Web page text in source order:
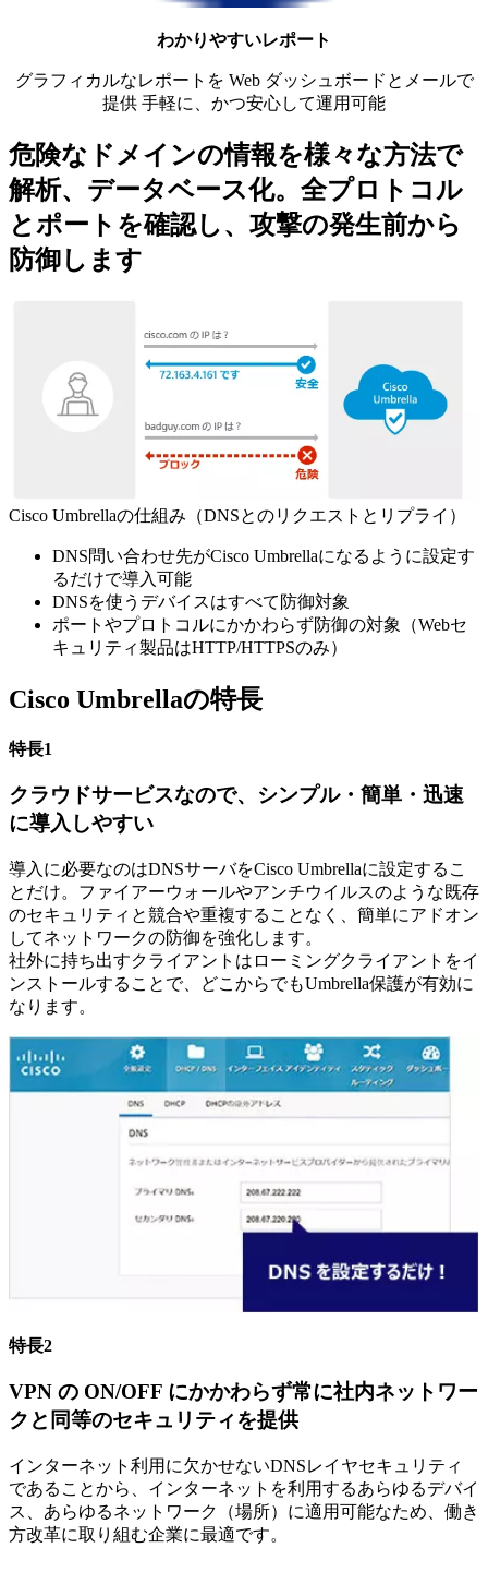
わかりやすいレポート
グラフィカルなレポートを Web ダッシュボードとメールで
提供 手軽に、かつ安心して運用可能
危険なドメインの情報を様々な方法で
解析、データベース化。全プロトコル
とポートを確認し、攻撃の発生前から
防御します
Cisco Umbrellaの仕組み（DNSとのリクエストとリプライ）
DNS問い合わせ先がCisco Umbrellaになるように設定す
るだけで導入可能
DNSを使うデバイスはすべて防御対象
ポートやプロトコルにかかわらず防御の対象（Webセ
キュリティ製品はHTTP/HTTPSのみ）
Cisco Umbrellaの特長
特長1
クラウドサービスなので、シンプル・簡単・迅速
に導入しやすい
導入に必要なのはDNSサーバをCisco Umbrellaに設定するこ
とだけ。ファイアーウォールやアンチウイルスのような既存
のセキュリティと競合や重複することなく、簡単にアドオン
してネットワークの防御を強化します。
社外に持ち出すクライアントはローミングクライアントをイ
ンストールすることで、どこからでもUmbrella保護が有効に
なります。
特長2
VPN の ON/OFF にかかわらず常に社内ネットワー
クと同等のセキュリティを提供
インターネット利用に欠かせないDNSレイヤセキュリティ
であることから、インターネットを利用するあらゆるデバイ
ス、あらゆるネットワーク（場所）に適用可能なため、働き
方改革に取り組む企業に最適です。